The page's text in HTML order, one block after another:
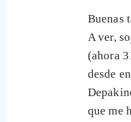
Buenas
A ver,
(ahora
desde
que me